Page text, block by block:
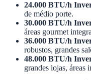
24.000 BTU/h
de médio porte.
30.000 BTU/h
áreas gourmet
36.000 BTU/h
robustos, grandes
48.000 BTU/h
grandes lojas, áreas